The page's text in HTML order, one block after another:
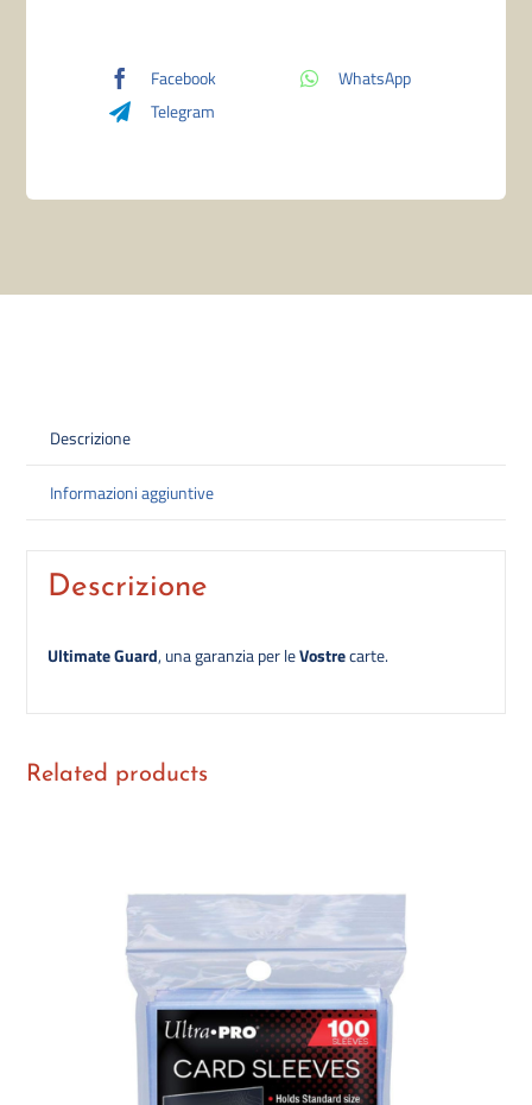
Facebook
WhatsApp
Telegram
Descrizione
Informazioni aggiuntive
Descrizione
Ultimate Guard, una garanzia per leVostrecarte.
Related products